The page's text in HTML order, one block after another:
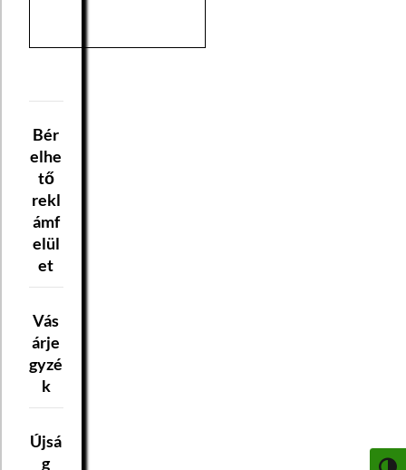
Bér
elhe
tő
rekl
ámf
elül
et
Vás
árje
gyzé
k
Újsá
g